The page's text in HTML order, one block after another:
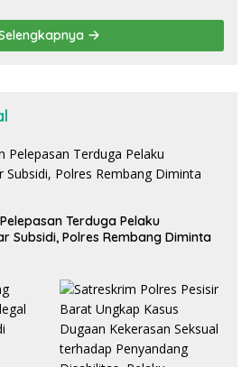
Terduga Pelaku
Subsidi, Polres Rembang Diminta